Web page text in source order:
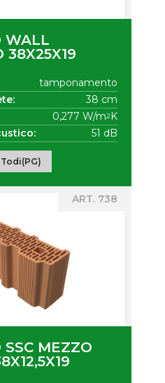
WALL
38X25X19
tamponamento
38 cm
0,277 W/m2 K
51 dB
ART. 738
SSC MEZZO